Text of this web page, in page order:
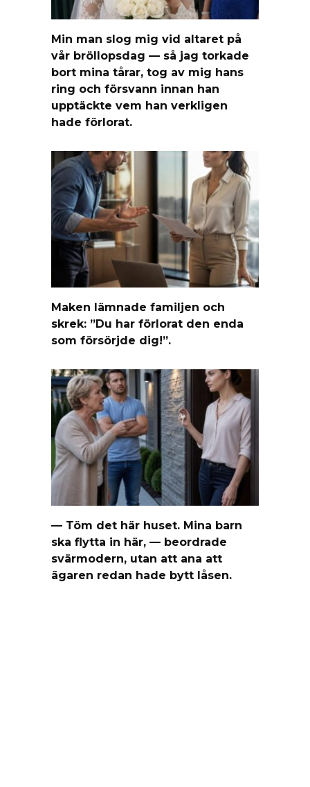
Min man slog mig vid altaret på
vår bröllopsdag — så jag torkade
bort mina tårar, tog av mig hans
ring och försvann innan han
upptäckte vem han verkligen
hade förlorat.
Maken lämnade familjen och
skrek: ”Du har förlorat den enda
som försörjde dig!”.
— Töm det här huset. Mina barn
ska flytta in här, — beordrade
svärmodern, utan att ana att
ägaren redan hade bytt låsen.